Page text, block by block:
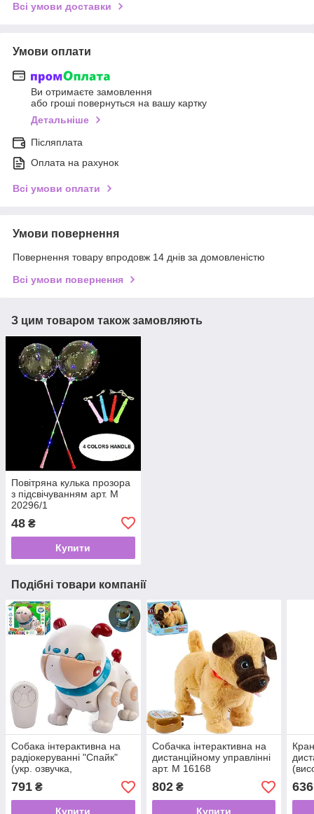
Всі умови доставки
Умови оплати
Ви отримаєте замовлення
або гроші повернуться на вашу картку
Детальніше
Післяплата
Оплата на рахунок
Всі умови оплати
Умови повернення
Повернення товару впродовж 14 днів за домовленістю
Всі умови повернення
З цим товаром також замовляють
Повітряна кулька прозора
з підсвічуванням арт. М
20296/1
48 ₴
Купити
Подібні товари компанії
Собака інтерактивна на
радіокеруванні "Спайк"
(укр. озвучка,
повторюшка) арт. 68068/1
791 ₴
Купити
Собачка інтерактивна на
дистанційному управлінні
арт. M 16168
802₴
Купити
636